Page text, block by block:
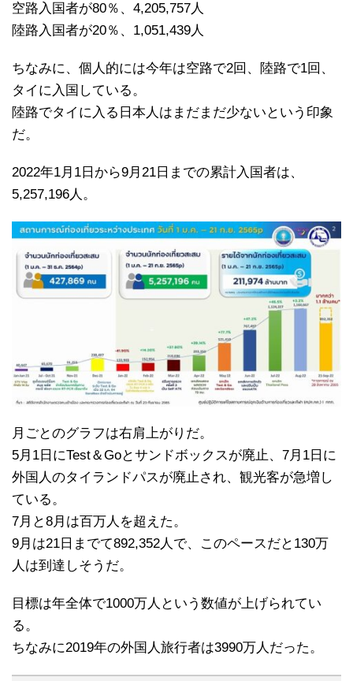
空路入国者が80％、4,205,757人
陸路入国者が20％、1,051,439人
ちなみに、個人的には今年は空路で2回、陸路で1回、
タイに入国している。
陸路でタイに入る日本人はまだまだ少ないという印象
だ。
2022年1月1日から9月21日までの累計入国者は、
5,257,196人。
月ごとのグラフは右肩上がりだ。
5月1日にTest＆Goとサンドボックスが廃止、7月1日に
外国人のタイランドパスが廃止され、観光客が急増し
ている。
7月と8月は百万人を超えた。
9月は21日までて892,352人で、このペースだと130万
人は到達しそうだ。
目標は年全体で1000万人という数値が上げられてい
る。
ちなみに2019年の外国人旅行者は3990万人だった。